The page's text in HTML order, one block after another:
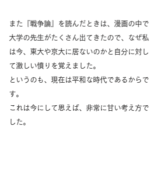
また『戦争論』を読んだときは、漫画の中で
大学の先生がたくさん出てきたので、なぜ私
は今、東大や京大に居ないのかと自分に対し
て激しい憤りを覚えました。
というのも、現在は平和な時代であるからで
す。
これは今にして思えば、非常に甘い考え方で
した。